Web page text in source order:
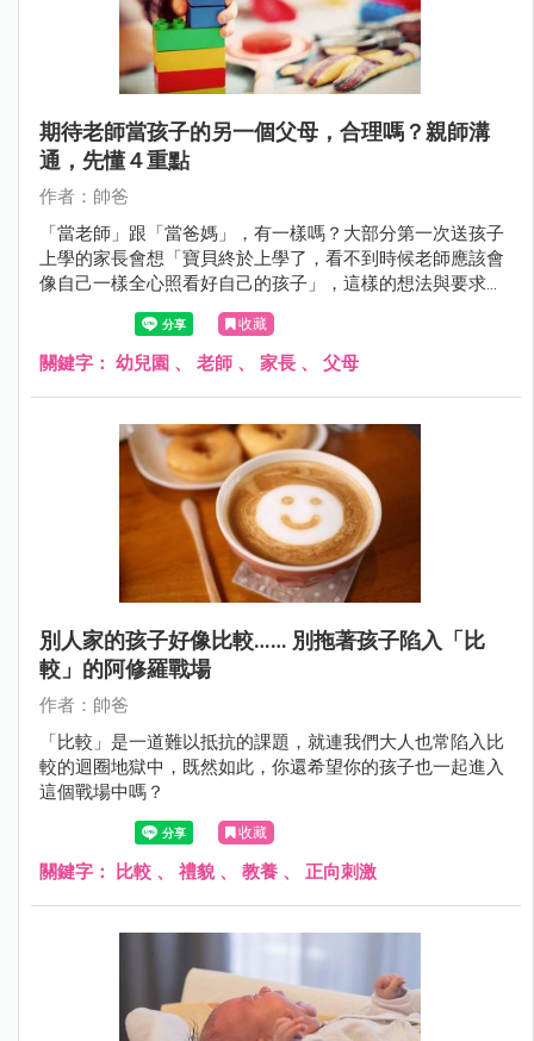
期待老師當孩子的另一個父母，合理嗎？親師溝
通，先懂４重點
作者：帥爸
「當老師」跟「當爸媽」，有一樣嗎？大部分第一次送孩子
上學的家長會想「寶貝終於上學了，看不到時候老師應該會
像自己一樣全心照看好自己的孩子」，這樣的想法與要求，
過分嗎？！想想看，若全班有20個孩子，後面可能有超過20
～40位以上的爸爸、媽媽、阿公、阿嬤... 家長群，老師，該
怎麼辦呢？
收藏
關鍵字： 幼兒園 、 老師 、 家長 、 父母
別人家的孩子好像比較…… 別拖著孩子陷入「比
較」的阿修羅戰場
作者：帥爸
「比較」是一道難以抵抗的課題，就連我們大人也常陷入比
較的迴圈地獄中，既然如此，你還希望你的孩子也一起進入
這個戰場中嗎？
收藏
關鍵字： 比較 、 禮貌、 教養 、 正向刺激